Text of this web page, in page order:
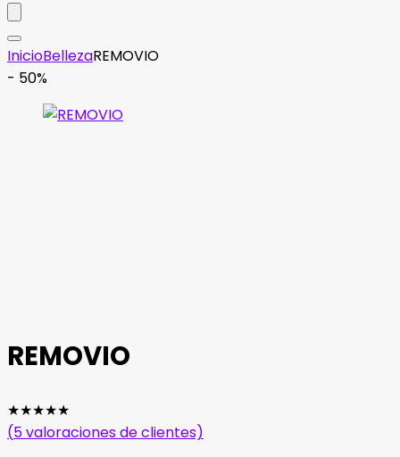
InicioBellezaREMOVIO
- 50%
REMOVIO
★★★★★
(5valoraciones de clientes)